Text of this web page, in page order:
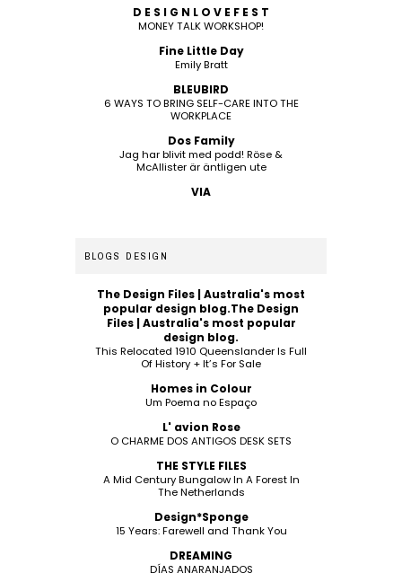
D E S I G N L O V E F E S T
MONEY TALK WORKSHOP!
Fine Little Day
Emily Bratt
BLEUBIRD
6 WAYS TO BRING SELF-CARE INTO THE
WORKPLACE
Dos Family
Jag har blivit med podd! Röse &
McAllister är äntligen ute
VIA
BLOGS DESIGN
The Design Files | Australia's most
popular design blog.The Design
Files | Australia's most popular
design blog.
This Relocated 1910 Queenslander Is Full
Of History + It’s For Sale
Homes in Colour
Um Poema no Espaço
L' avion Rose
O CHARME DOS ANTIGOS DESK SETS
THE STYLE FILES
A Mid Century Bungalow In A Forest In
The Netherlands
Design*Sponge
15 Years: Farewell and Thank You
DREAMING
DÍAS ANARANJADOS